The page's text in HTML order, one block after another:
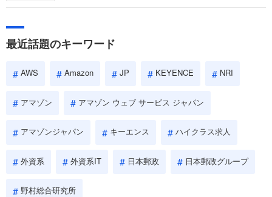
やこれまでの成果を具体的に問われるほか、「人間性」も評価
しょう。
最近話題のキーワード
AWS Amazon JP KEYENCE NRI
アマゾン アマゾン ウェブ サービス ジャパン
アマゾンジャパン キーエンス ハイクラス求人
外資系 外資系IT 日本郵政 日本郵政グループ
野村総合研究所